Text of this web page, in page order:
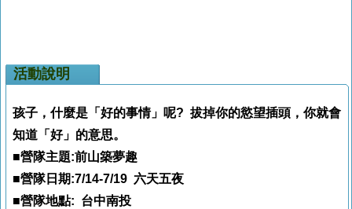
活動說明
孩子，什麼是「好的事情」呢? 拔掉你的慾望插頭，你就會
知道「好」的意思。
■營隊主題:前山築夢趣
■營隊日期:7/14-7/19 六天五夜
■營隊地點: 台中南投